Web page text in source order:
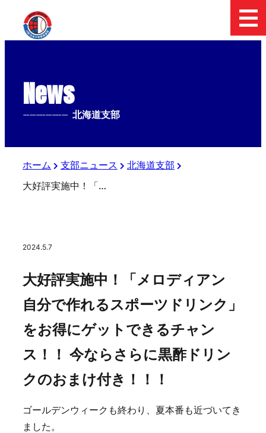
News
-------------- 北海道支部
ホーム 支部ニュース
北海道支部
大好評実施中！「メロディアン 自分で作れるスポーツドリンク」をお得にゲットできるチャンス！！ 今ならさらに黒酢ドリンクのおまけ付き！！！
2024.5.7
大好評実施中！「メロディアン
自分で作れるスポーツドリンク」
をお得にゲットできるチャン
ス！！ 今ならさらに黒酢ドリン
クのおまけ付き！！！
ゴールデンウィークも終わり、夏本番も近づいてき
ました。